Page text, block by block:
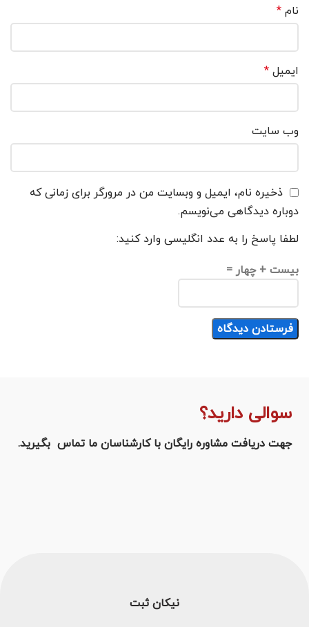
نام*
ایمیل*
وب‌ سایت
ذخیره نام، ایمیل و وبسایت من در مرورگر برای زمانی که
دوباره دیدگاهی می‌نویسم.
لطفا پاسخ را به عدد انگلیسی وارد کنید:
بیست + چهار =
سوالی دارید؟
جهت دریافت مشاوره رایگان با کارشناسان ما تماس بگیرید.
نیکان ثبت